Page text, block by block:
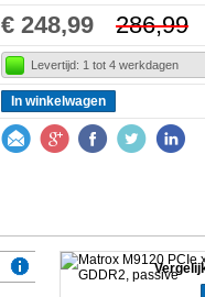
€ 248,99 286,99
Levertijd: 1 tot 4 werkdagen
In winkelwagen